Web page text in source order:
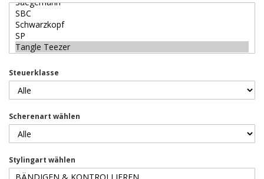
Steuerklasse
Scherenart wählen
Stylingart wählen